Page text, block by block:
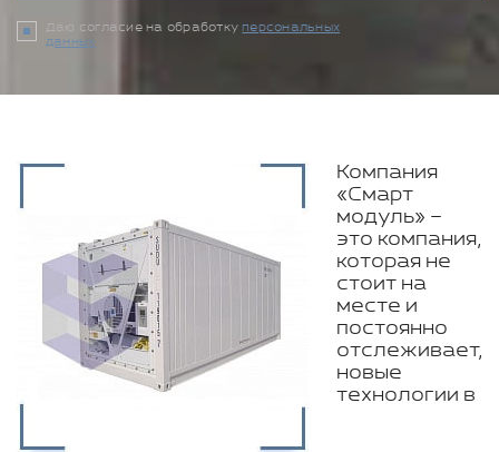
Даю согласие на обработкуперсональных
данных
Компания
«Смарт
модуль» –
это компания,
которая не
стоит на
месте и
постоянно
отслеживает,
новые
технологии в